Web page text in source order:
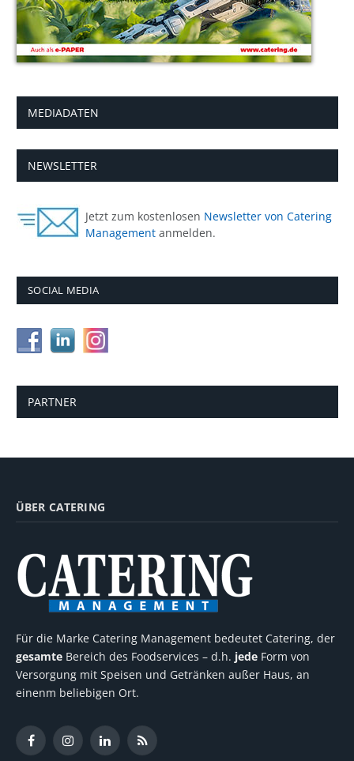
MEDIADATEN
NEWSLETTER
Jetzt zum kostenlosen Newsletter von Catering
Management anmelden.
SOCIAL MEDIA
PARTNER
ÜBER CATERING
Für die Marke Catering Management bedeutet Catering, der
gesamte Bereich des Foodservices – d.h. jede Form von
Versorgung mit Speisen und Getränken außer Haus, an
einenm beliebigen Ort.
FacebookInstagramLinkedInRSS